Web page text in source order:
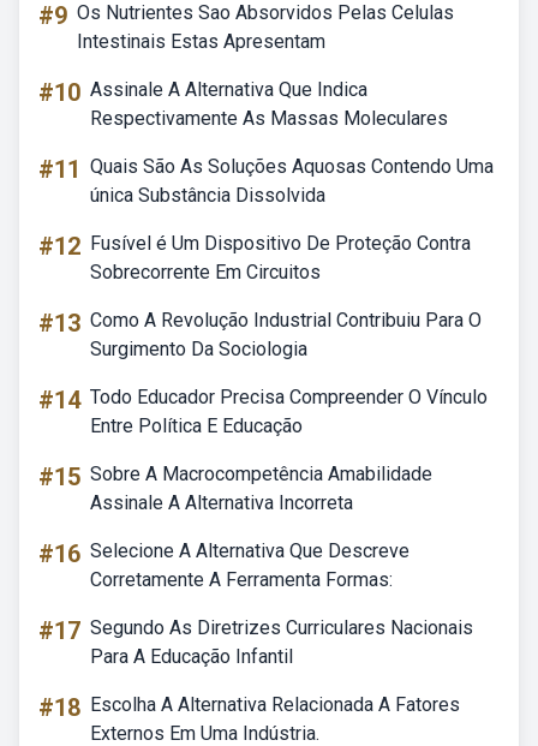
#9 Os Nutrientes Sao Absorvidos Pelas Celulas
Intestinais Estas Apresentam
#10 Assinale A Alternativa Que Indica
Respectivamente As Massas Moleculares
#11 Quais São As Soluções Aquosas Contendo Uma
única Substância Dissolvida
#12 Fusível é Um Dispositivo De Proteção Contra
Sobrecorrente Em Circuitos
#13 Como A Revolução Industrial Contribuiu Para O
Surgimento Da Sociologia
#14 Todo Educador Precisa Compreender O Vínculo
Entre Política E Educação
#15 Sobre A Macrocompetência Amabilidade
Assinale A Alternativa Incorreta
#16 Selecione A Alternativa Que Descreve
Corretamente A Ferramenta Formas:
#17 Segundo As Diretrizes Curriculares Nacionais
Para A Educação Infantil
#18 Escolha A Alternativa Relacionada A Fatores
Externos Em Uma Indústria.